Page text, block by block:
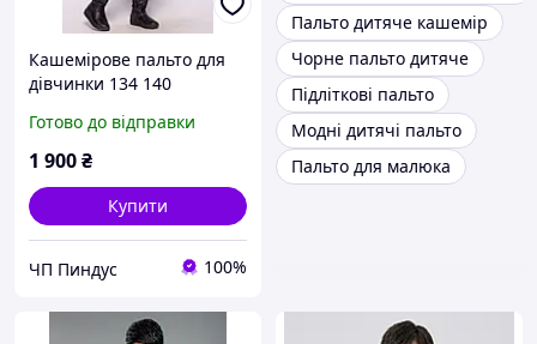
Кашемірове пальто для
дівчинки 134 140
пальто
Готово до відправки
1 900₴
Купити
ЧП Пиндус 100%
Пальто дитяче кашемір
Чорне пальто дитяче
Підліткові пальто
Модні дитячі пальто
Пальто для малюка